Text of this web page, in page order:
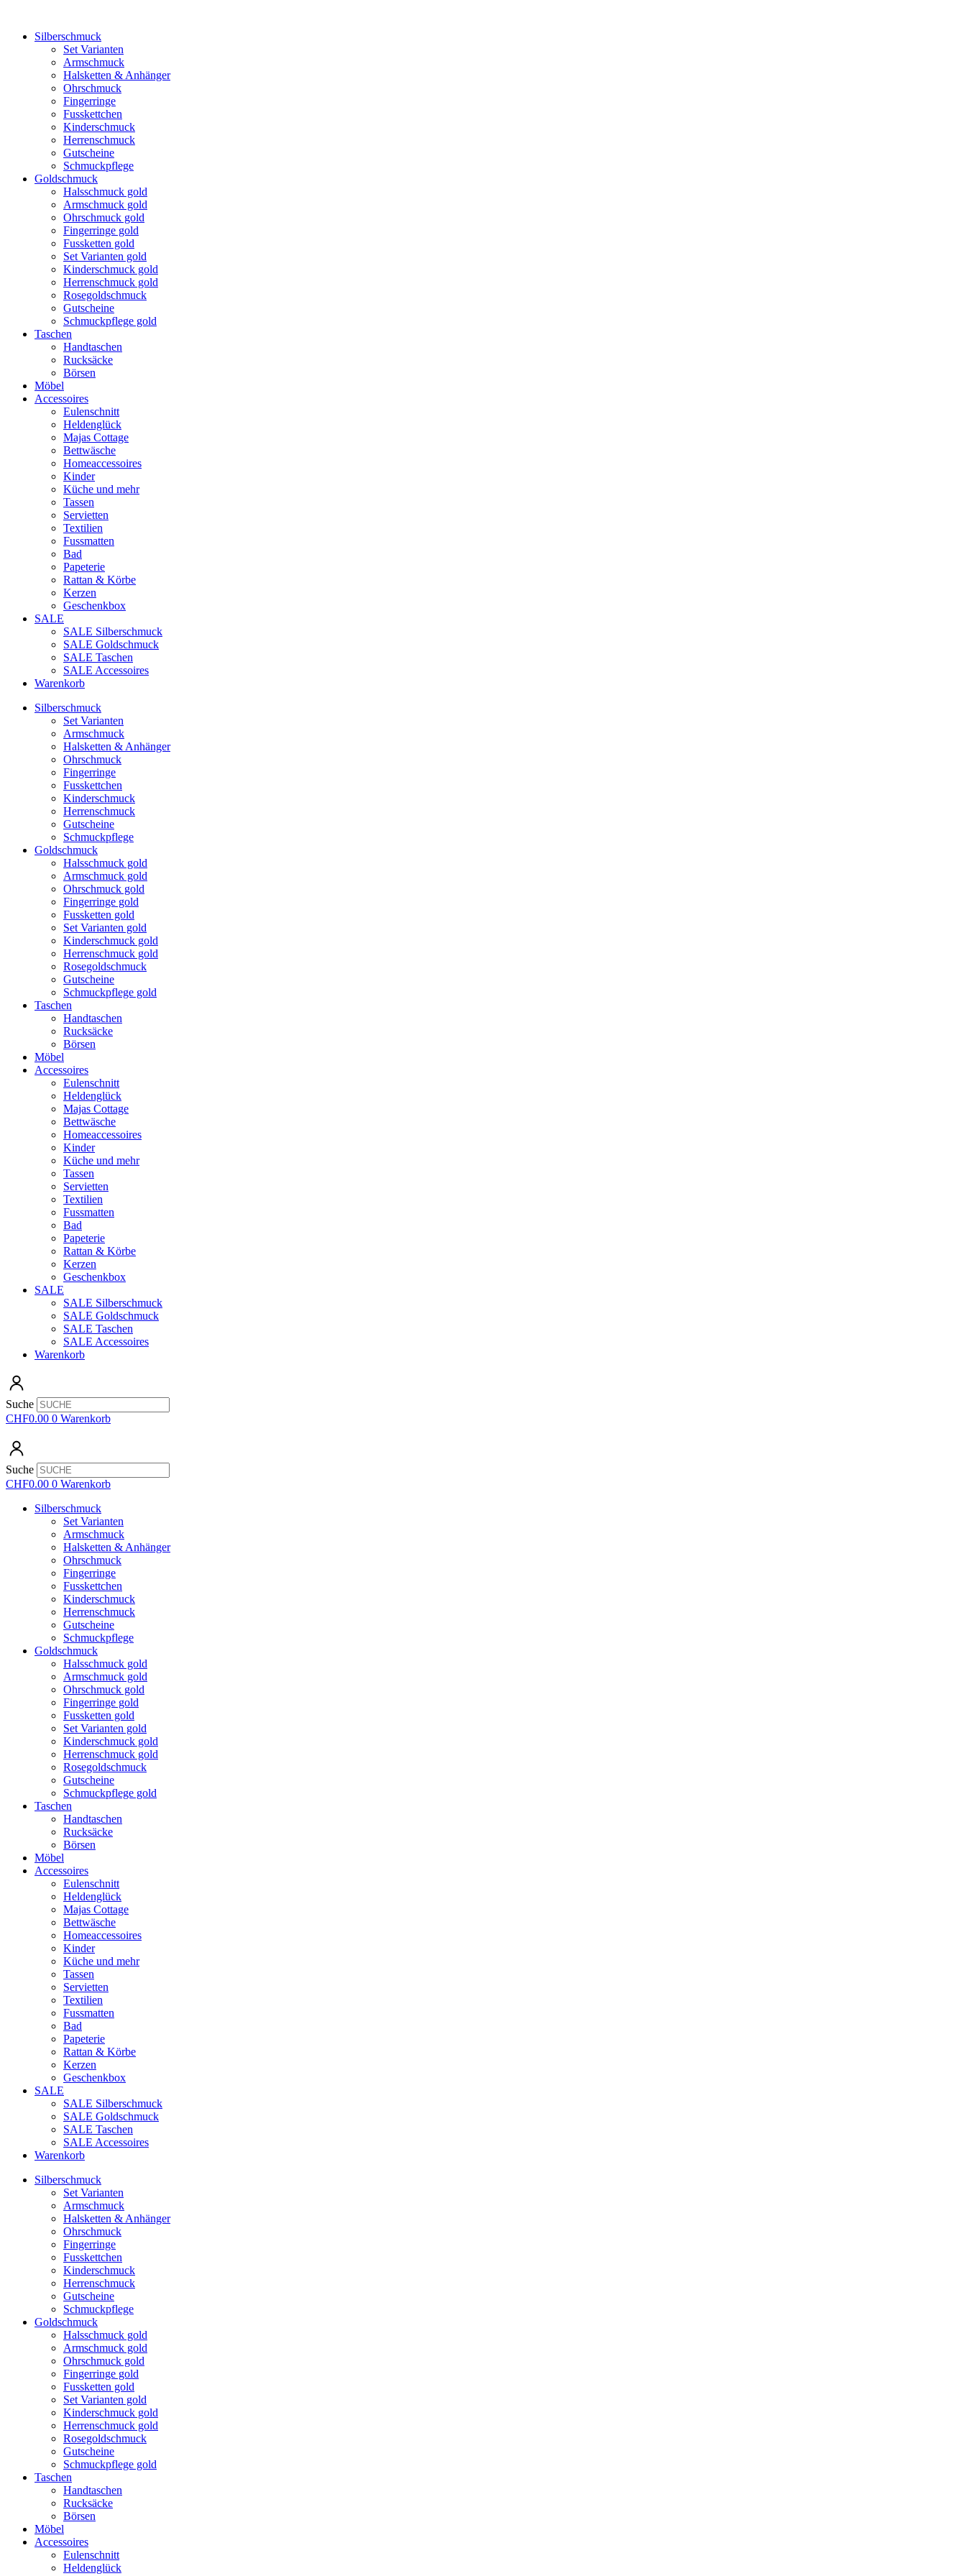
Silberschmuck
Set Varianten
Armschmuck
Halsketten & Anhänger
Ohrschmuck
Fingerringe
Fusskettchen
Kinderschmuck
Herrenschmuck
Gutscheine
Schmuckpflege
Goldschmuck
Halsschmuck gold
Armschmuck gold
Ohrschmuck gold
Fingerringe gold
Fussketten gold
Set Varianten gold
Kinderschmuck gold
Herrenschmuck gold
Rosegoldschmuck
Gutscheine
Schmuckpflege gold
Taschen
Handtaschen
Rucksäcke
Börsen
Möbel
Accessoires
Eulenschnitt
Heldenglück
Majas Cottage
Bettwäsche
Homeaccessoires
Kinder
Küche und mehr
Tassen
Servietten
Textilien
Fussmatten
Bad
Papeterie
Rattan & Körbe
Kerzen
Geschenkbox
SALE
SALE Silberschmuck
SALE Goldschmuck
SALE Taschen
SALE Accessoires
Warenkorb
Silberschmuck
Set Varianten
Armschmuck
Halsketten & Anhänger
Ohrschmuck
Fingerringe
Fusskettchen
Kinderschmuck
Herrenschmuck
Gutscheine
Schmuckpflege
Goldschmuck
Halsschmuck gold
Armschmuck gold
Ohrschmuck gold
Fingerringe gold
Fussketten gold
Set Varianten gold
Kinderschmuck gold
Herrenschmuck gold
Rosegoldschmuck
Gutscheine
Schmuckpflege gold
Taschen
Handtaschen
Rucksäcke
Börsen
Möbel
Accessoires
Eulenschnitt
Heldenglück
Majas Cottage
Bettwäsche
Homeaccessoires
Kinder
Küche und mehr
Tassen
Servietten
Textilien
Fussmatten
Bad
Papeterie
Rattan & Körbe
Kerzen
Geschenkbox
SALE
SALE Silberschmuck
SALE Goldschmuck
SALE Taschen
SALE Accessoires
Warenkorb
Suche
CHF0.00 0 Warenkorb
Suche
CHF0.00 0 Warenkorb
Silberschmuck
Set Varianten
Armschmuck
Halsketten & Anhänger
Ohrschmuck
Fingerringe
Fusskettchen
Kinderschmuck
Herrenschmuck
Gutscheine
Schmuckpflege
Goldschmuck
Halsschmuck gold
Armschmuck gold
Ohrschmuck gold
Fingerringe gold
Fussketten gold
Set Varianten gold
Kinderschmuck gold
Herrenschmuck gold
Rosegoldschmuck
Gutscheine
Schmuckpflege gold
Taschen
Handtaschen
Rucksäcke
Börsen
Möbel
Accessoires
Eulenschnitt
Heldenglück
Majas Cottage
Bettwäsche
Homeaccessoires
Kinder
Küche und mehr
Tassen
Servietten
Textilien
Fussmatten
Bad
Papeterie
Rattan & Körbe
Kerzen
Geschenkbox
SALE
SALE Silberschmuck
SALE Goldschmuck
SALE Taschen
SALE Accessoires
Warenkorb
Silberschmuck
Set Varianten
Armschmuck
Halsketten & Anhänger
Ohrschmuck
Fingerringe
Fusskettchen
Kinderschmuck
Herrenschmuck
Gutscheine
Schmuckpflege
Goldschmuck
Halsschmuck gold
Armschmuck gold
Ohrschmuck gold
Fingerringe gold
Fussketten gold
Set Varianten gold
Kinderschmuck gold
Herrenschmuck gold
Rosegoldschmuck
Gutscheine
Schmuckpflege gold
Taschen
Handtaschen
Rucksäcke
Börsen
Möbel
Accessoires
Eulenschnitt
Heldenglück